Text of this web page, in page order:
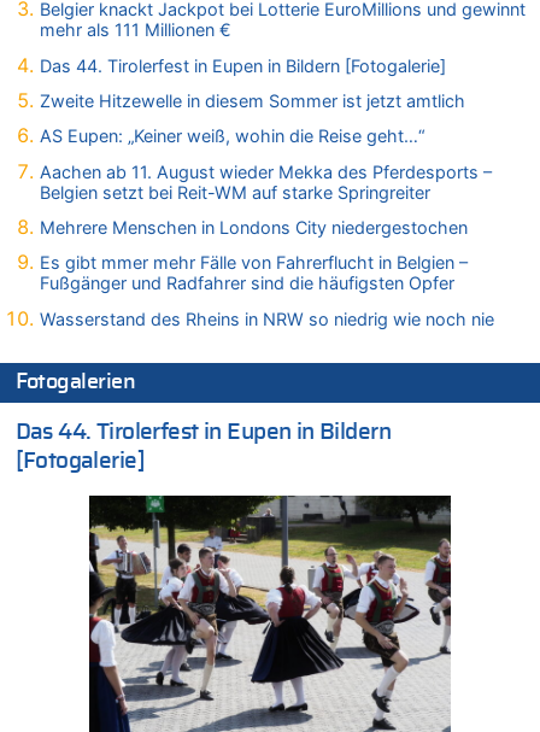
Leipzig, Mechernich und die Frage: Wer steckt hinter den
Drohnen mit Strengstoff? War es Russland?
08.08.2026 - 20:49 von Marcel Scholzen Eimerscheid zu
Leipzig, Mechernich und die Frage: Wer steckt hinter den
Wasserstand des Rheins in NRW so niedrig wie noch nie
Leipzig, Mechernich und die Frage: Wer steckt hinter den
Drohnen mit Strengstoff? War es Russland?
08.08.2026 - 20:20 von Joseph Meyer zu
Leipzig, Mechernich und die Frage: Wer steckt hinter den
08.08.2026 - 20:19 von Peter G zu
Zwölf Jahre nach Aachener Bankraub: 70-Jähriger gefasst
08.08.2026 - 20:17 von Russentrolle zu
Leipzig, Mechernich und die Frage: Wer steckt hinter den
Drohnen mit Strengstoff? War es Russland?
08.08.2026 - 20:16 von Dax zu
Wasserstand des Rheins in NRW so niedrig wie noch nie
08.08.2026 - 20:13 von Dax zu
Zweite Hitzewelle in diesem Sommer ist jetzt amtlich
08.08.2026 - 20:09 von Dax zu
Zweite Hitzewelle in diesem Sommer ist jetzt amtlich
08.08.2026 - 20:06 von Dax zu
Zweite Hitzewelle in diesem Sommer ist jetzt amtlich
Belgier knackt Jackpot bei Lotterie EuroMillions und gewinnt
mehr als 111 Millionen €
Das 44. Tirolerfest in Eupen in Bildern [Fotogalerie]
Zweite Hitzewelle in diesem Sommer ist jetzt amtlich
AS Eupen: „Keiner weiß, wohin die Reise geht…“
Aachen ab 11. August wieder Mekka des Pferdesports –
Belgien setzt bei Reit-WM auf starke Springreiter
Mehrere Menschen in Londons City niedergestochen
Es gibt mmer mehr Fälle von Fahrerflucht in Belgien –
Fußgänger und Radfahrer sind die häufigsten Opfer
Wasserstand des Rheins in NRW so niedrig wie noch nie
Fotogalerien
Das 44. Tirolerfest in Eupen in Bildern
[Fotogalerie]